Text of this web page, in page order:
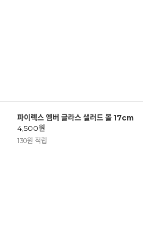
파이렉스 엠버 글라스 샐러드 볼 17cm
4,500원
130원 적립